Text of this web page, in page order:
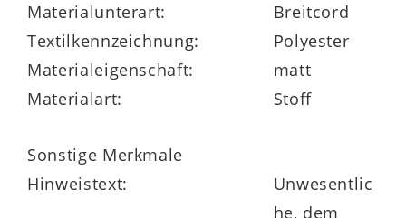
Materialunterart:
Breitcord
Textilkennzeichnung:
Polyester
Materialeigenschaft:
matt
Materialart:
Stoff
Sonstige Merkmale
Hinweistext:
Unwesentlic
he, dem